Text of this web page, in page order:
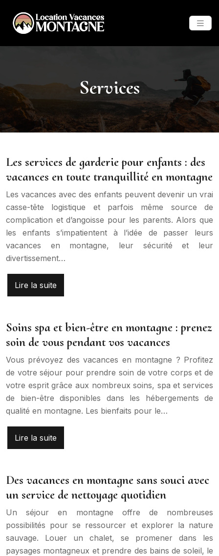
Services
Les services de garderie pour enfants : des
vacances en toute tranquillité en montagne
Les vacances avec des enfants peuvent devenir un vrai
casse-tête logistique et parfois même source de
complication et d’angoisse pour les parents. Alors que
les enfants s’impatientent à l’idée de passer leurs
vacances en montagne, leur sécurité et leur
divertissement…
Lire la suite
Soins spa et bien-être en montagne : prenez
soin de vous pendant vos vacances
Vous prévoyez des vacances en montagne ? Profitez
de votre séjour pour prendre soin de votre corps et de
votre esprit grâce aux nombreux soins, spa et services
de bien-être disponibles dans les hébergements de
qualité en montagne. Les bienfaits pour le…
Lire la suite
Des vacances en montagne sans souci avec
un service de nettoyage quotidien
Un séjour en montagne offre de nombreuses
possibilités pour se ressourcer et explorer la nature
sauvage. Louer un chalet, se promener dans les
paysages montagneux et prendre des bains de soleil, le